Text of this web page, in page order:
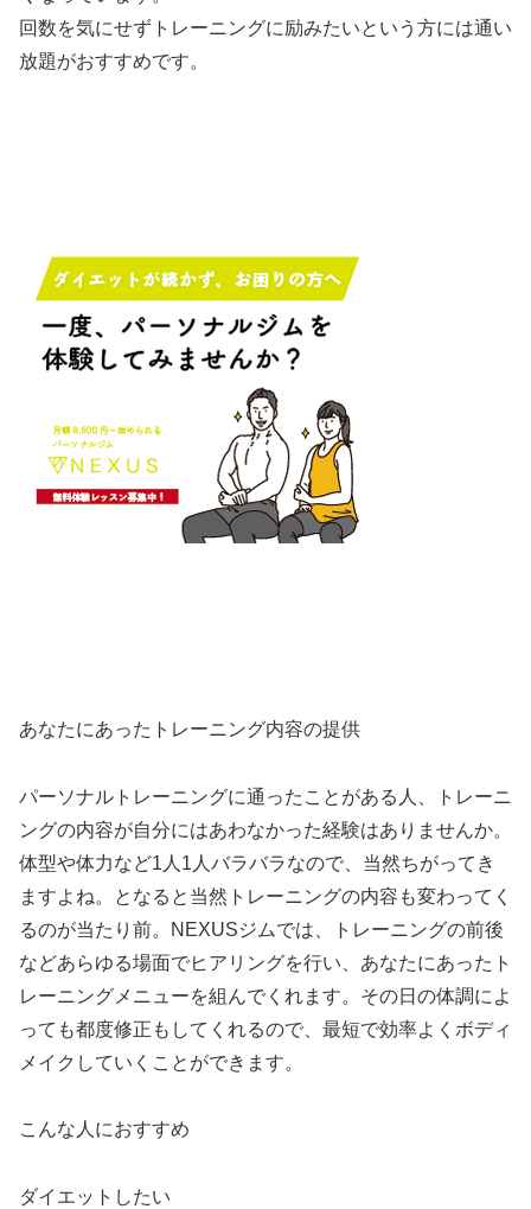
回数を気にせずトレーニングに励みたいという方には通い
放題がおすすめです。
あなたにあったトレーニング内容の提供
パーソナルトレーニングに通ったことがある人、トレーニ
ングの内容が自分にはあわなかった経験はありませんか。
体型や体力など1人1人バラバラなので、当然ちがってき
ますよね。となると当然トレーニングの内容も変わってく
るのが当たり前。NEXUSジムでは、トレーニングの前後
などあらゆる場面でヒアリングを行い、あなたにあったト
レーニングメニューを組んでくれます。その日の体調によ
っても都度修正もしてくれるので、最短で効率よくボディ
メイクしていくことができます。
こんな人におすすめ
ダイエットしたい